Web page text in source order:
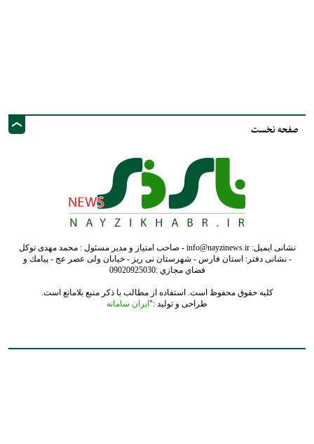
صفحه نخست
نشانی ایمیل: info@nayzinews.ir - صاحب امتیاز و مدیر مسئول : محمد مهدی توکل
- نشانی دفتر: استان فارس - شهرستان نی ریز - خیابان ولی عصر عج - پيامك و
فضاي مجازي :09020925030
کلیه حقوق محفوظ است. استفاده از مطالب با ذکر منبع بلامانع است.
طراحی و تولید :" ایران سامانه